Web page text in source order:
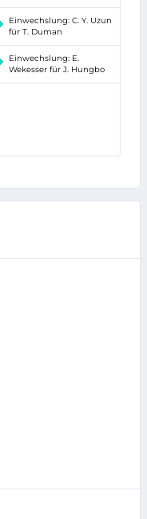
Einwechslung: C. Y. Uzun
für T. Duman
Einwechslung: E.
Wekesser für J. Hungbo